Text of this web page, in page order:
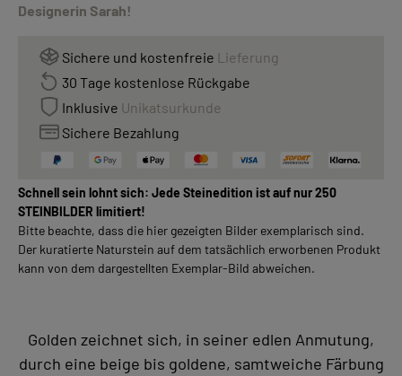
Designerin Sarah!
Sichere und kostenfreie Lieferung
30 Tage kostenlose Rückgabe
Inklusive Unikatsurkunde
Sichere Bezahlung
Schnell sein lohnt sich: Jede Steinedition ist auf nur 250
STEINBILDER limitiert!
Bitte beachte, dass die hier gezeigten Bilder exemplarisch sind.
Der kuratierte Naturstein auf dem tatsächlich erworbenen Produkt
kann von dem dargestellten Exemplar-Bild abweichen.
Golden zeichnet sich, in seiner edlen Anmutung,
durch eine beige bis goldene, samtweiche Färbung